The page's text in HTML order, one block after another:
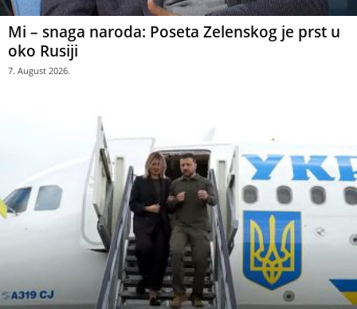
Mi – snaga naroda: Poseta Zelenskog je prst u
oko Rusiji
7. August 2026.